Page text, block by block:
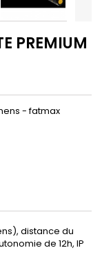
PREMIUM
- fatmax
distance du
de 12h, IP